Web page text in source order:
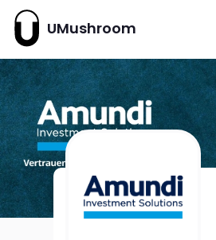
UMushroom